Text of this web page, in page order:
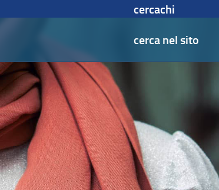
cercachi
cerca nel sito